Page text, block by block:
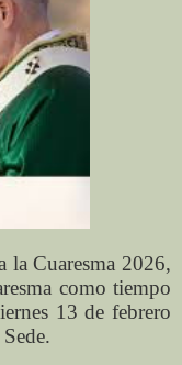
la Cuaresma 2026,
como tiempo
13 de febrero